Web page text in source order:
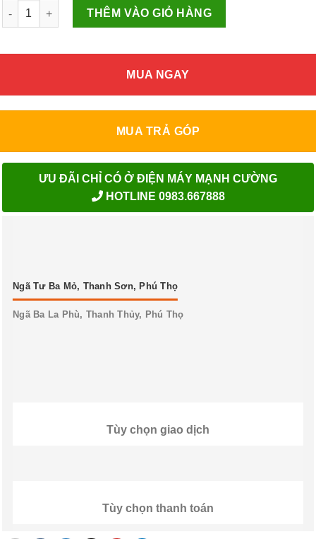
Ấm điện đun nước thủy tinh Lock&Lock EJK418SLV 1.8 lít số
THÊM VÀO GIỎ HÀNG
MUA NGAY
MUA TRẢ GÓP
ƯU ĐÃI CHỈ CÓ Ở ĐIỆN MÁY MẠNH CƯỜNG
HOTLINE 0983.667888
Ngã Tư Ba Mỏ, Thanh Sơn, Phú Thọ
Ngã Ba La Phù, Thanh Thủy, Phú Thọ
Tùy chọn giao dịch
Tùy chọn thanh toán